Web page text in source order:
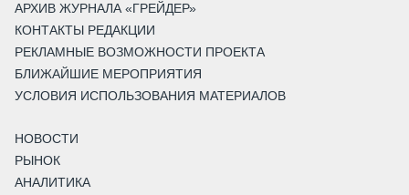
АРХИВ ЖУРНАЛА «ГРЕЙДЕР»
КОНТАКТЫ РЕДАКЦИИ
РЕКЛАМНЫЕ ВОЗМОЖНОСТИ ПРОЕКТА
БЛИЖАЙШИЕ МЕРОПРИЯТИЯ
УСЛОВИЯ ИСПОЛЬЗОВАНИЯ МАТЕРИАЛОВ
НОВОСТИ
РЫНОК
АНАЛИТИКА